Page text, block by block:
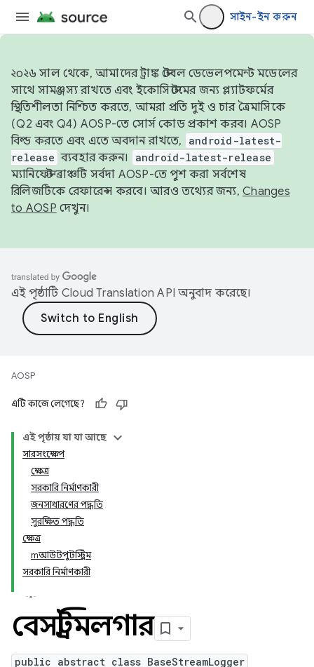
সাইন-ইন করুন
২০২৬ সাল থেকে, আমাদের ট্রাঙ্ক স্টেবল ডেভেলপমেন্ট মডেলের
সাথে সামঞ্জস্য রাখতে এবং ইকোসিস্টেমের জন্য প্ল্যাটফর্মের
স্থিতিশীলতা নিশ্চিত করতে, আমরা প্রতি দুই ও চার ত্রৈমাসিকে
(Q2 এবং Q4) AOSP-তে সোর্স কোড প্রকাশ করব। AOSP
বিল্ড করতে এবং এতে অবদান রাখতে,
android-latest-
release ব্যবহার করুন। android-latest-release
ম্যানিফেস্ট ব্রাঞ্চটি সর্বদা AOSP-তে পুশ করা সর্বশেষ
রিলিজটিকে রেফারেন্স করবে। আরও তথ্যের জন্য, Changes
to AOSP দেখুন।
এই পৃষ্ঠাটি Cloud Translation API অনুবাদ করেছে।
AOSP
এটি কাজে লেগেছে?
এই পৃষ্ঠায় যা যা আছে
সারসংক্ষেপ
ক্ষেত্র
সরকারি নির্মাণকারী
জনসাধারণের পদ্ধতি
সুরক্ষিত পদ্ধতি
ক্ষেত্র
mআউটপুটস্ট্রিম
সরকারি নির্মাণকারী
বেসস্ট্রিমলগার
public abstract class BaseStreamLogger